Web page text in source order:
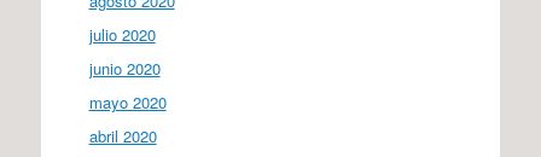
julio 2020
junio 2020
mayo 2020
abril 2020